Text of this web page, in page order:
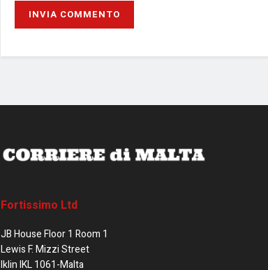
Fortissimo Ltd
JB House Floor 1 Room 1
Lewis F. Mizzi Street
Iklin IKL 1061-Malta